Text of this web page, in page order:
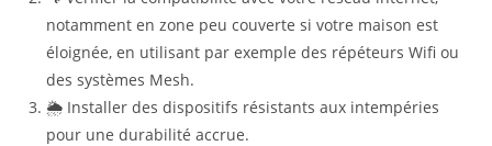
notamment en zone peu couverte si votre maison est
éloignée, en utilisant par exemple des répéteurs Wifi ou
des systèmes Mesh.
🌦️ Installer des dispositifs résistants aux intempéries
pour une durabilité accrue.